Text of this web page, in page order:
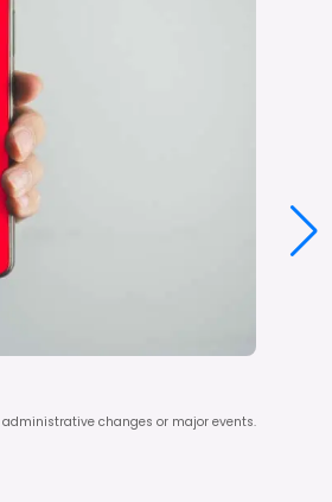
changes or major events.